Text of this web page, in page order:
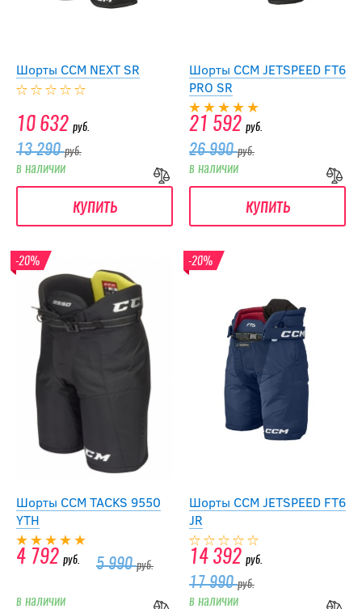
Шорты CCM NEXT SR
10 632 руб.
13 290руб.
в наличии
купить
Шорты CCM JETSPEED FT6
PRO SR
21 592 руб.
26 990руб.
в наличии
купить
-20%
Шорты CCM TACKS 9550
YTH
4 792 руб. 5 990руб.
в наличии
-20%
Шорты CCM JETSPEED FT6
JR
14 392 руб.
17 990руб.
в наличии